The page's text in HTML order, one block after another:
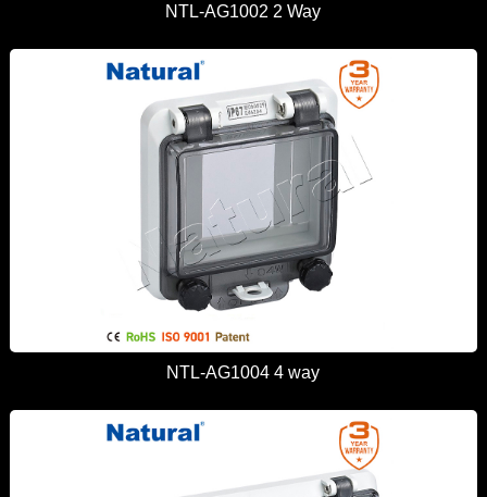
NTL-AG1002 2 Way
NTL-AG1004 4 way